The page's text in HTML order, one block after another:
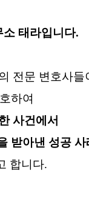
태라입니다.
전문 변호사들
하여
사건에서
받아낸 성공 사
합니다.